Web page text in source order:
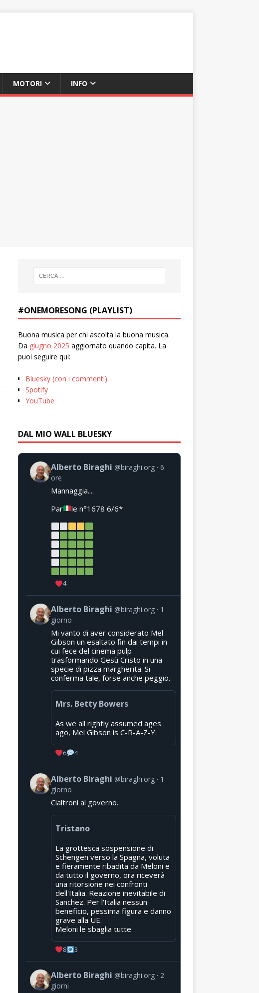
MOTORI INFO
#ONEMORESONG (PLAYLIST)
Buona musica per chi ascolta la buona musica.
Da giugno 2025 aggiornato quando capita. La
puoi seguire qui:
Bluesky (con i commenti)
Spotify
YouTube
DAL MIO WALL BLUESKY
Alberto Biraghi @biraghi.org 6
ore
Mannaggia....
Par
le n°1678 6/6*
4
Alberto Biraghi @biraghi.org
1
giorno
Mi vanto di aver considerato Mel
Gibson un esaltato fin dai tempi in
cui fece del cinema pulp
trasformando Gesù Cristo in una
specie di pizza margherita. Si
conferma tale, forse anche peggio.
Mrs. Betty Bowers
As we all rightly assumed ages
ago, Mel Gibson is C-R-A-Z-Y.
6 4
Alberto Biraghi @biraghi.org
1
giorno
Cialtroni al governo.
Tristano
La grottesca sospensione di
Schengen verso la Spagna, voluta
e fieramente ribadita da Meloni e
da tutto il governo, ora riceverà
una ritorsione nei confronti
dell'Italia. Reazione inevitabile di
Sanchez. Per l'Italia nessun
beneficio, pessima figura e danno
grave alla UE.
Meloni le sbaglia tutte
8 3
Alberto Biraghi @biraghi.org
2
giorni